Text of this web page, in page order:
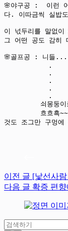
🌸야구공 :  이런
다. 이따금씩 실밥
이 넋두리를 말없
그 어떤 공도 감히
🌸골프공 : 니들
이전 글 [낯선사
다음 글 확증 편